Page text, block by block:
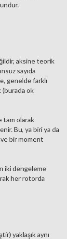
aksine teorik
sayıda
genelde farklı
(burada ok
tam olarak
Bu, ya biri ya da
ve bir moment
iki dengeleme
her rotorda
yaklaşık aynı